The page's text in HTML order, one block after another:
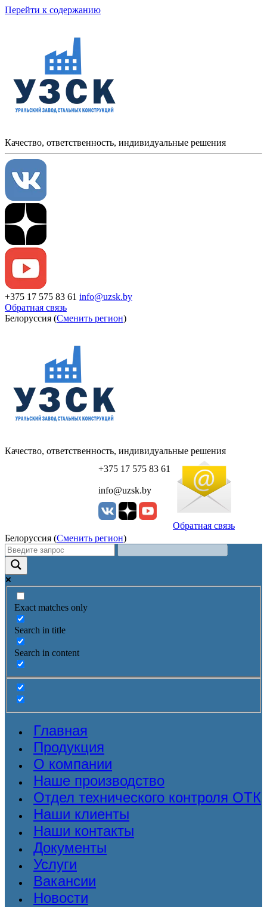
Перейти к содержанию
Качество, ответственность, индивидуальные решения
+375 17 575 83 61 info@uzsk.by
Обратная связь
Белоруссия (Сменить регион)
Качество, ответственность, индивидуальные решения
+375 17 575 83 61
info@uzsk.by
Обратная связь
Белоруссия (Сменить регион)
Exact matches only
Search in title
Search in content
Главная
Продукция
О компании
Наше производство
Отдел технического контроля ОТК
Наши клиенты
Наши контакты
Документы
Услуги
Вакансии
Новости